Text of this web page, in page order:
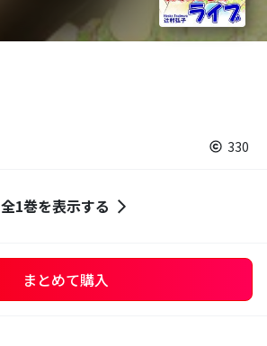
330
全1巻を表示する
まとめて購入